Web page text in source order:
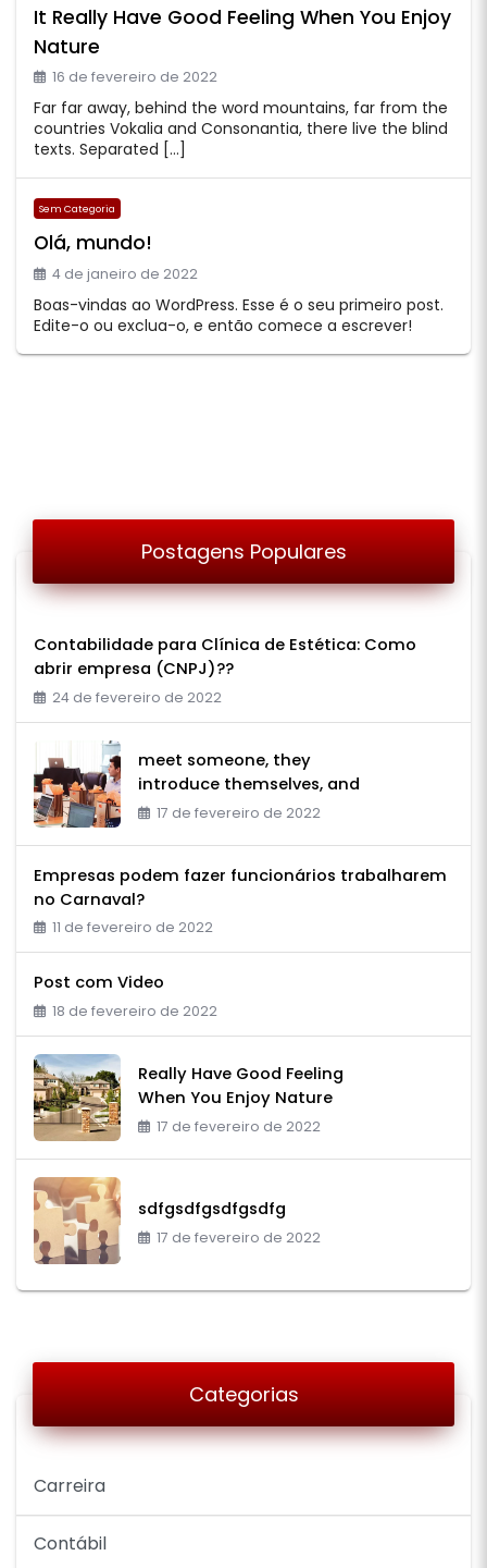
It Really Have Good Feeling When You Enjoy
Nature
16 de fevereiro de 2022
Far far away, behind the word mountains, far from the
countries Vokalia and Consonantia, there live the blind
texts. Separated […]
Sem Categoria
Olá, mundo!
4 de janeiro de 2022
Boas-vindas ao WordPress. Esse é o seu primeiro post.
Edite-o ou exclua-o, e então comece a escrever!
Postagens Populares
Contabilidade para Clí­nica de Estética: Como
abrir empresa (CNPJ)??
24 de fevereiro de 2022
meet someone, they
introduce themselves, and
17 de fevereiro de 2022
Empresas podem fazer funcionários trabalharem
no Carnaval?
11 de fevereiro de 2022
Post com Video
18 de fevereiro de 2022
Really Have Good Feeling
When You Enjoy Nature
17 de fevereiro de 2022
sdfgsdfgsdfgsdfg
17 de fevereiro de 2022
Categorias
Carreira
Contábil